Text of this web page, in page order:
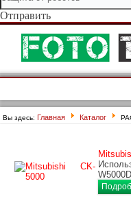
Отправить
Вы здесь: Главная Каталог